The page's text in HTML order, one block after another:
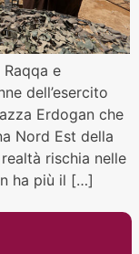
Raqqa e
dell’esercito
Erdogan che
Nord Est della
rischia nelle
ha più il […]